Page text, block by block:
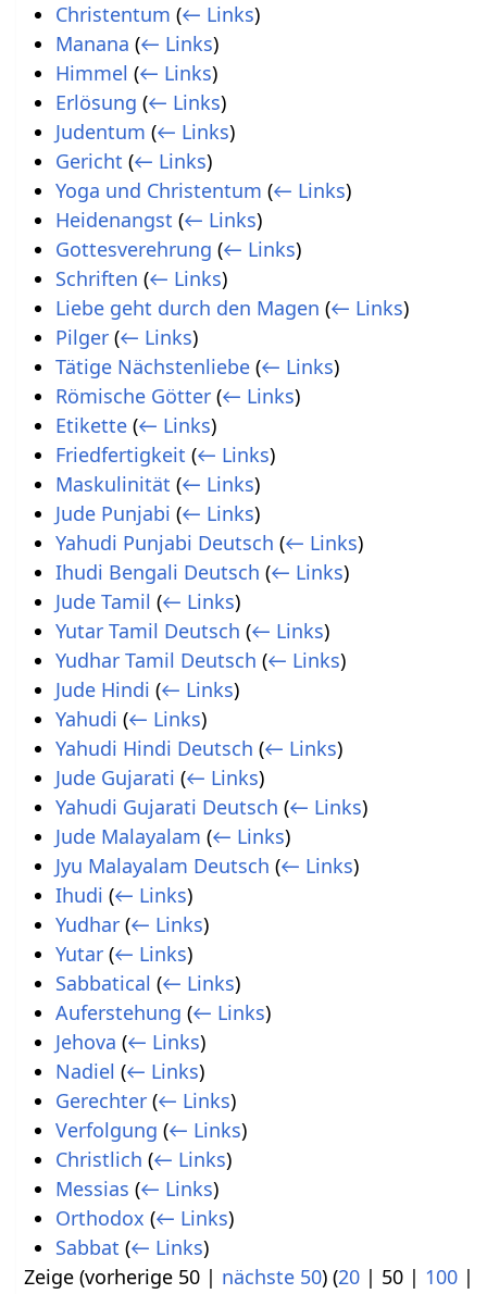
Christentum (← Links)
Manana (← Links)
Himmel (← Links)
Erlösung (← Links)
Judentum (← Links)
Gericht (← Links)
Yoga und Christentum (← Links)
Heidenangst (← Links)
Gottesverehrung (← Links)
Schriften (← Links)
Liebe geht durch den Magen (← Links)
Pilger (← Links)
Tätige Nächstenliebe (← Links)
Römische Götter (← Links)
Etikette (← Links)
Friedfertigkeit (← Links)
Maskulinität (← Links)
Jude Punjabi (← Links)
Yahudi Punjabi Deutsch (← Links)
Ihudi Bengali Deutsch (← Links)
Jude Tamil (← Links)
Yutar Tamil Deutsch (← Links)
Yudhar Tamil Deutsch (← Links)
Jude Hindi (← Links)
Yahudi (← Links)
Yahudi Hindi Deutsch (← Links)
Jude Gujarati (← Links)
Yahudi Gujarati Deutsch (← Links)
Jude Malayalam (← Links)
Jyu Malayalam Deutsch (← Links)
Ihudi (← Links)
Yudhar (← Links)
Yutar (← Links)
Sabbatical (← Links)
Auferstehung (← Links)
Jehova (← Links)
Nadiel (← Links)
Gerechter (← Links)
Verfolgung (← Links)
Christlich (← Links)
Messias (← Links)
Orthodox (← Links)
Sabbat (← Links)
Zeige (vorherige 50 | nächste 50) (20 | 50 | 100 |